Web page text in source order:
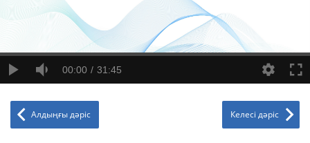
00:00 31:45
Алдыңғы дәріс Келесі дәріс